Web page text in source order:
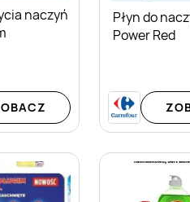
naczyń
Płyn do
Power Red